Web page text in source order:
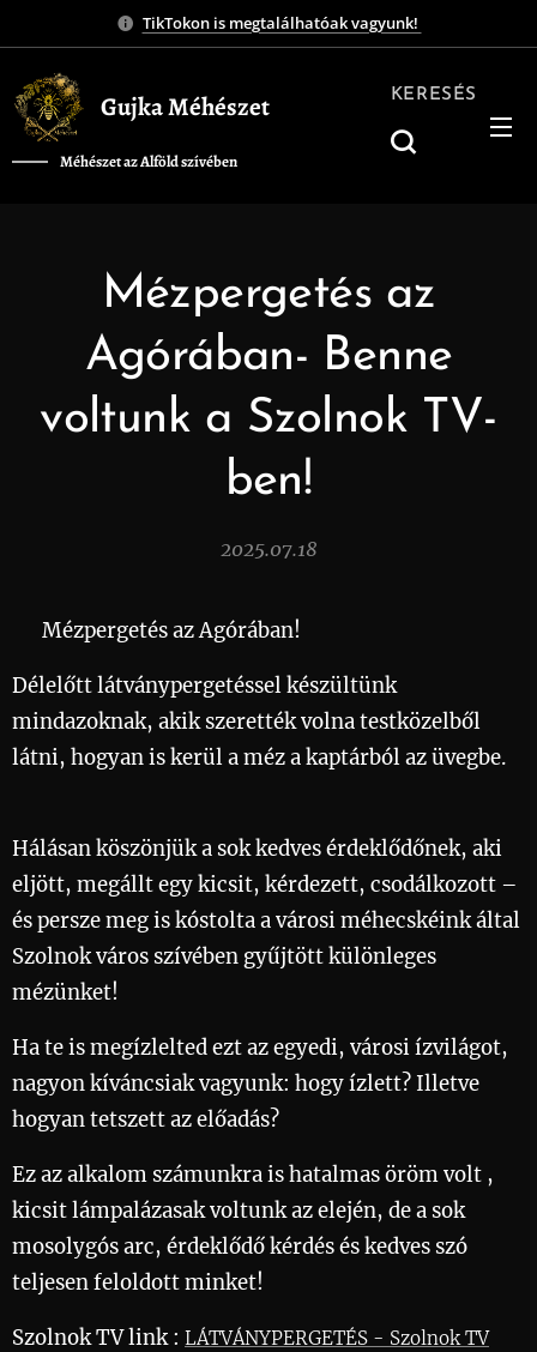
TikTokon is megtalálhatóak vagyunk!
Gujka Méhészet
Méhészet az Alföld szívében
KERESÉS
Mézpergetés az
Agórában- Benne
voltunk a Szolnok TV-
ben!
2025.07.18
🍯 Mézpergetés az Agórában! 🍯
Délelőtt látványpergetéssel készültünk
mindazoknak, akik szerették volna testközelből
látni, hogyan is kerül a méz a kaptárból az üvegbe.
Hálásan köszönjük a sok kedves érdeklődőnek, aki
eljött, megállt egy kicsit, kérdezett, csodálkozott –
és persze meg is kóstolta a városi méhecskéink által
Szolnok város szívében gyűjtött különleges
mézünket! 💛
Ha te is megízlelted ezt az egyedi, városi ízvilágot,
nagyon kíváncsiak vagyunk: hogy ízlett? Illetve
hogyan tetszett az előadás? 🍯😊
Ez az alkalom számunkra is hatalmas öröm volt ,
kicsit lámpalázasak voltunk az elején, de a sok
mosolygós arc, érdeklődő kérdés és kedves szó
teljesen feloldott minket! 🥰😊
Szolnok TV link : LÁTVÁNYPERGETÉS - Szolnok TV